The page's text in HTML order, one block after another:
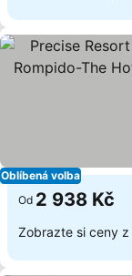
Oblíbená volba
Od 2 938 Kč
Zobrazte si ceny z